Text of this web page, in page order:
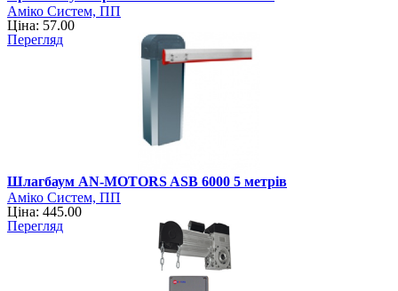
Аміко Систем, ПП
Ціна: 57.00
Перегляд
Шлагбаум AN-MOTORS ASB 6000 5 метрів
Аміко Систем, ПП
Ціна: 445.00
Перегляд